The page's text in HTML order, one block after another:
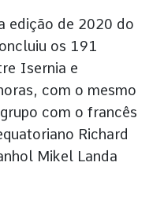
edição de 2020 do
os 191
Isernia e
com o mesmo
com o francês
Richard
Mikel Landa